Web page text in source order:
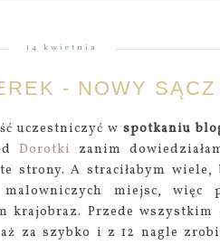
14 kwietnia
- NOWY
uczestniczyć wspotkaniu
Dorotki
zanim
strony. A straciłabym
miejsc, więc
Przede wszystkim -
za szybko i z 12 nagle